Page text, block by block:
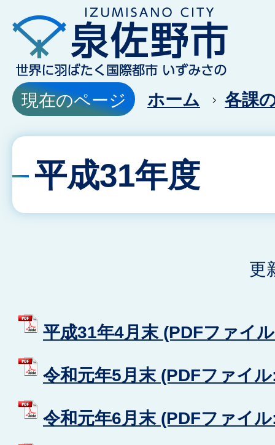
現在のページ ホーム 各課
平成31年度
更
平成31年4月末 (PDFファイ
令和元年5月末 (PDFファイ
令和元年6月末 (PDFファイ